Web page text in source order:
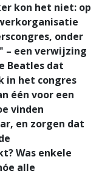
kon het niet: op
onder
– een verwijzing
Beatles dat
in het congres
één voor een
vinden
en zorgen dat
Was enkele
alle